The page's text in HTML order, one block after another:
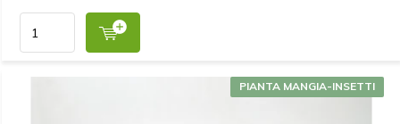
PIANTA MANGIA-INSETTI